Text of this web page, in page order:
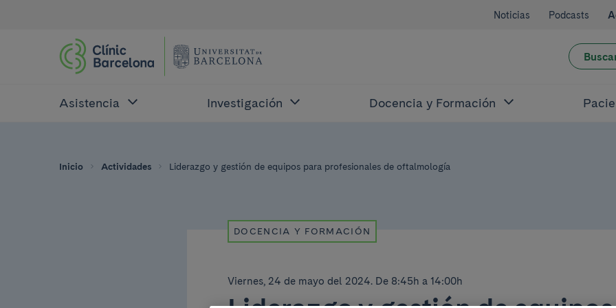
Noticias Podcasts
Asistencia Investigación Docencia y Formación
Inicio Actividades Liderazgo y gestión de equipos para profesionales de oftalmología
DOCENCIA Y FORMACIÓN
Viernes, 24 de mayo del 2024. De 8:45h a 14:00h